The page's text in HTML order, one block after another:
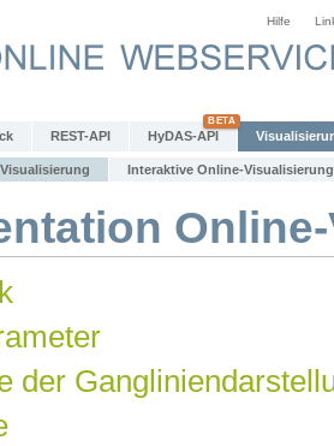
Hilfe
REST-API HyDAS-API
Interaktive Online-Visualisierung
der